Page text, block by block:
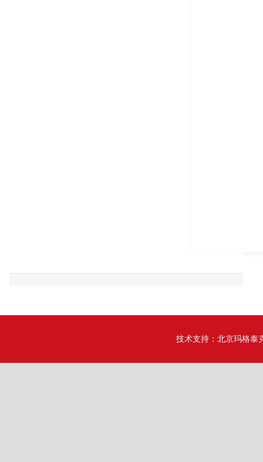
技术支持： 北京玛格泰